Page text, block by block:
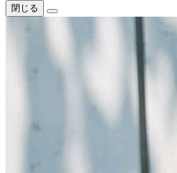
閉じる